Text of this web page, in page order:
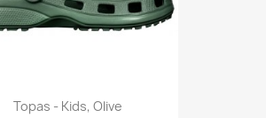
Topas - Kids, Olive